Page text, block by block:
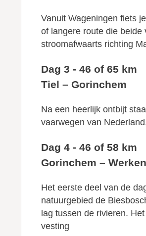
Vanuit Wageningen fiets
of langere route die beide
stroomafwaarts richting
Dag 3 - 46 of 65 km
Tiel – Gorinchem
Na een heerlijk ontbijt
vaarwegen van
Dag 4 - 46 of 58 km
Gorinchem –
Het eerste deel van de
natuurgebied de
lag tussen de rivieren.
vesting